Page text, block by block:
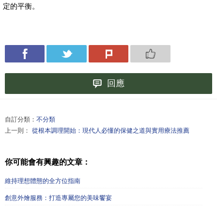
定的平衡。
回應
自訂分類： 不分類
上一則： 從根本調理開始：現代人必懂的保健之道與實用療法推薦
你可能會有興趣的文章：
維持理想體態的全方位指南
創意外燴服務：打造專屬您的美味饗宴